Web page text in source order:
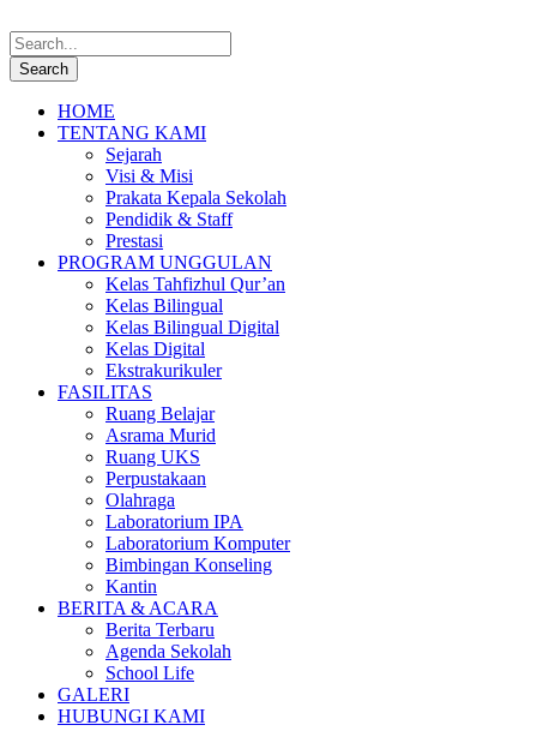
HOME
TENTANG KAMI
Sejarah
Visi & Misi
Prakata Kepala Sekolah
Pendidik & Staff
Prestasi
PROGRAM UNGGULAN
Kelas Tahfizhul Qur’an
Kelas Bilingual
Kelas Bilingual Digital
Kelas Digital
Ekstrakurikuler
FASILITAS
Ruang Belajar
Asrama Murid
Ruang UKS
Perpustakaan
Olahraga
Laboratorium IPA
Laboratorium Komputer
Bimbingan Konseling
Kantin
BERITA & ACARA
Berita Terbaru
Agenda Sekolah
School Life
GALERI
HUBUNGI KAMI